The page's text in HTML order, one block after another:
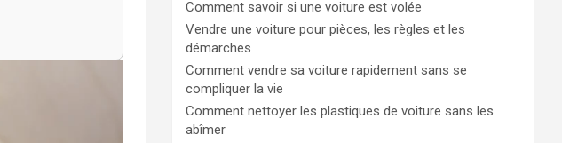
Comment savoir si une voiture est volée
Vendre une voiture pour pièces, les règles et les
démarches
Comment vendre sa voiture rapidement sans se
compliquer la vie
Comment nettoyer les plastiques de voiture sans les
abîmer